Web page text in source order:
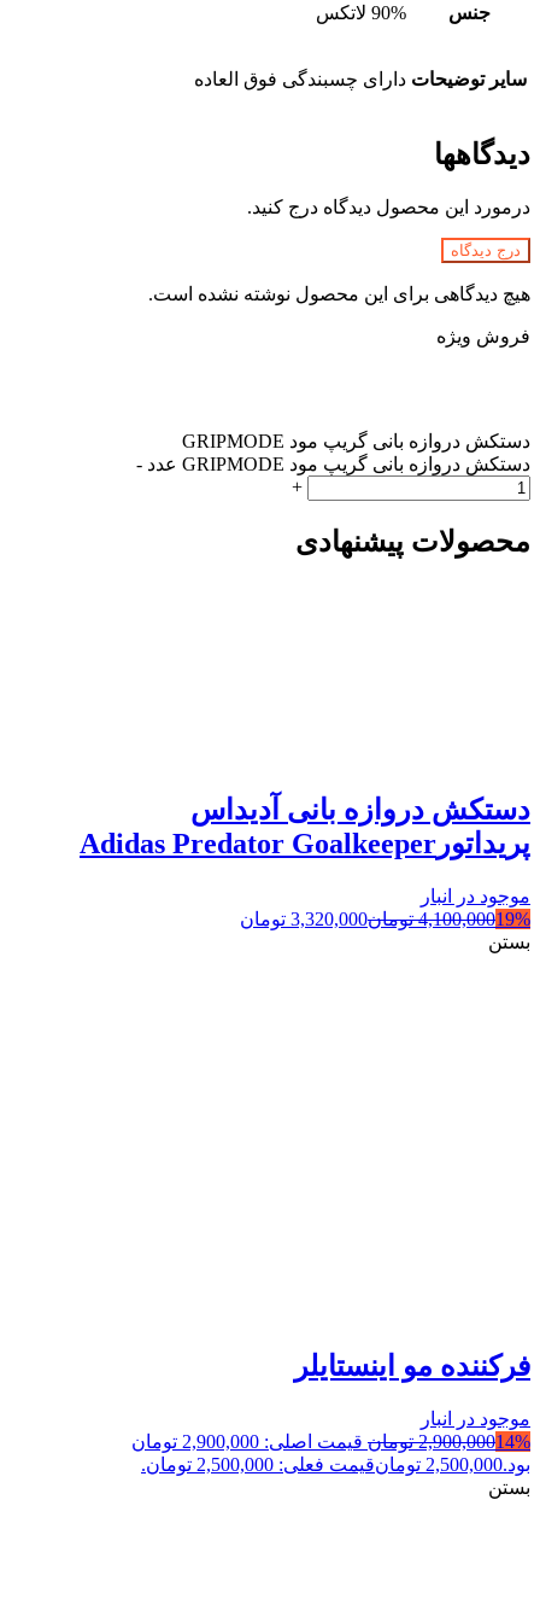
جنس 90% لاتکس
سایر توضیحات دارای چسبندگی فوق العاده
دیدگاهها
درمورد این محصول دیدگاه درج کنید.
درج دیدگاه
هیچ دیدگاهی برای این محصول نوشته نشده است.
فروش ویژه
دستکش دروازه بانی گریپ مود GRIPMODE
دستکش دروازه بانی گریپ مود GRIPMODE عدد
-
+
محصولات پیشنهادی
دستکش دروازه بانی آدیداس
پریداتورAdidas Predator Goalkeeper
موجود در انبار
19%
4,100,000 تومان3,320,000 تومان
بستن
فرکننده مو اینستایلر
موجود در انبار
14%
2,900,000 تومان
قیمت اصلی: 2,900,000 تومان
بود.2,500,000 تومانقیمت فعلی: 2,500,000 تومان.
بستن